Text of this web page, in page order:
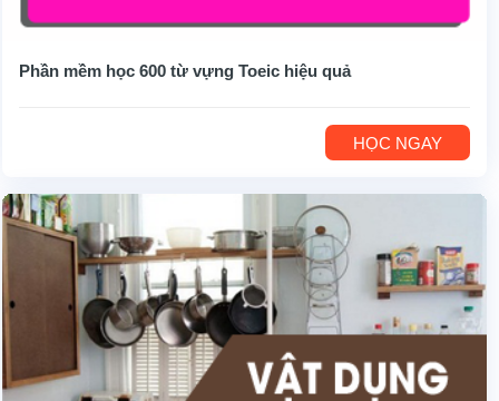
Phần mềm học 600 từ vựng Toeic hiệu quả
HỌC NGAY